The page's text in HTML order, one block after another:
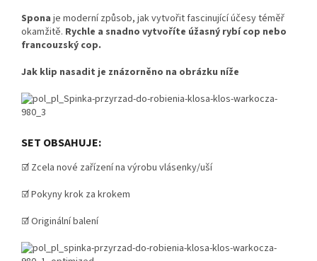
Spona je moderní způsob, jak vytvořit fascinující účesy téměř
okamžitě. Rychle a snadno vytvoříte úžasný rybí cop nebo
francouzský cop.
Jak klip nasadit je znázorněno na obrázku níže
SET OBSAHUJE:
☑️ Zcela nové zařízení na výrobu vlásenky/uší
☑️ Pokyny krok za krokem
☑️ Originální balení